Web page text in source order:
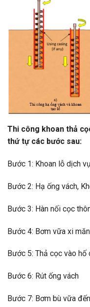
Thi công khoan thả
thứ tự các bước sau:
Bước 1: Khoan lỗ dịch vụ
Bước 2: Hạ ống vách,
Bước 3: Hàn nối cọc
Bước 4: Bơm vữa xi
Bước 5: Thả cọc vào hố
Bước 6: Rút ống vách
Bước 7: Bơm bù vữa